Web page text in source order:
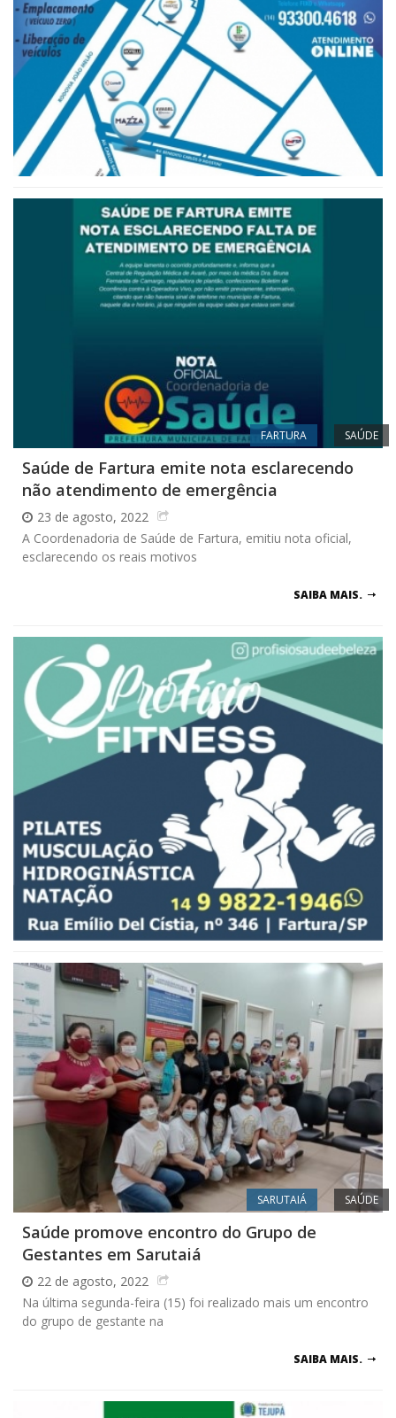
FARTURA SAÚDE
Saúde de Fartura emite nota esclarecendo
não atendimento de emergência
23 de agosto, 2022
A Coordenadoria de Saúde de Fartura, emitiu nota oficial,
esclarecendo os reais motivos
SAIBA MAIS.
SARUTAIÁ SAÚDE
Saúde promove encontro do Grupo de
Gestantes em Sarutaiá
22 de agosto, 2022
Na última segunda-feira (15) foi realizado mais um encontro
do grupo de gestante na
SAIBA MAIS.